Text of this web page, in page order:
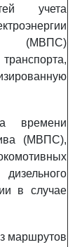
учета
(МВПС)
времени
(МВПС),
в случае
маршрутов